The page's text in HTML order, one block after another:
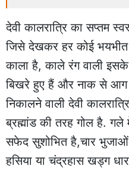
देवी कालरात्रि का सप्तम
जिसे देखकर हर कोई भयभीत
काला है, काले रंग वाली
बिखरे हुए हैं और नाक से
निकालने वाली देवी
ब्रह्मांड की तरह गोल है.
सफेद सुशोभित है,चार
हसिया या चंद्रहास खड्ग